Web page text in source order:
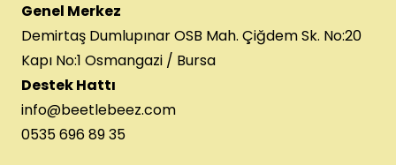
Genel Merkez
Demirtaş Dumlupınar OSB Mah. Çiğdem Sk. No:20
Kapı No:1 Osmangazi / Bursa
Destek Hattı
info@beetlebeez.com
0535 696 89 35